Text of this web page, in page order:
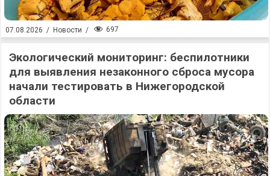
07.08.2026 / Новости / 697
Экологический мониторинг: беспилотники
для выявления незаконного сброса мусора
начали тестировать в Нижегородской
области